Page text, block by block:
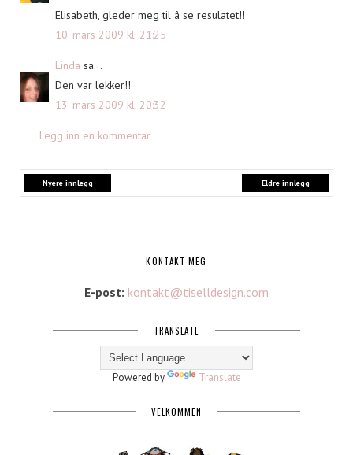
Elisabeth, gleder meg til å se resulatet!!
10. mars 2009 kl. 21:25
Linda sa...
Den var lekker!!
13. mars 2009 kl. 20:32
Legg inn en kommentar
Nyere innlegg Eldre innlegg
KONTAKT MEG
E-post: kontakt@tiselldesign.com
TRANSLATE
Powered by Translate
VELKOMMEN